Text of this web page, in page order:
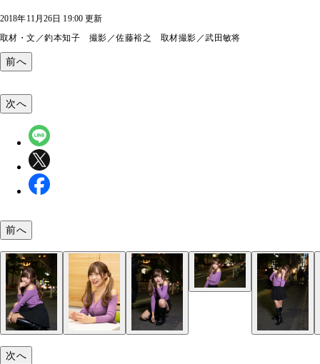
2018年11月26日 19:00 更新
取材・文／釣本知子 撮影／佐藤裕之 取材撮影／武田敏将
前へ
次へ
前へ
次へ